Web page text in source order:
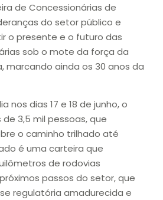
de Concessionárias de
do setor público e
o presente e o futuro das
sob o mote da força da
marcando ainda os 30 anos da
nos dias 17 e 18 de junho, o
3,5 mil pessoas, que
o caminho trilhado até
é uma carteira que
de rodovias
passos do setor, que
regulatória amadurecida e